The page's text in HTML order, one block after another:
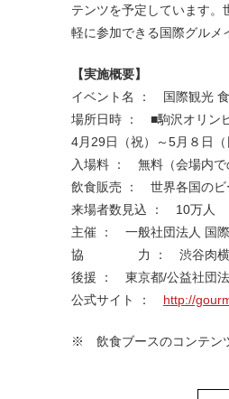
テンツを予定しています
軽に参加できる国際グルメ
【実施概要】
イベント名 ： 国際観光
場所日時 ： ■駒沢オリン
4月29日（祝）～5月８日
入場料 ： 無料（会場内で
飲食販売 ： 世界各国のビ
来場者数見込 ： 10万人
主催 ： 一般社団法人 国
協 力 ： 渋谷肉横
後援 ： 東京都/公益社団法
公式サイト ： http://
※ 飲食ブースのコンテン